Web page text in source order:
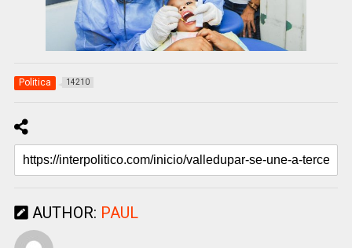
Politica 14210
AUTHOR: PAUL